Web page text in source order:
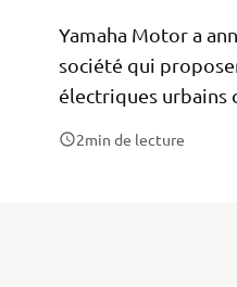
Yamaha Motor a
société qui
électriques urbains
2min de lecture